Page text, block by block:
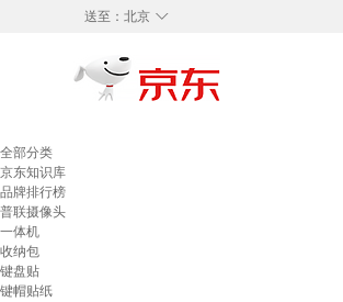
◇
送至： 北京
全部分类
京东知识库
品牌排行榜
普联摄像头
一体机
收纳包
键盘贴
键帽贴纸